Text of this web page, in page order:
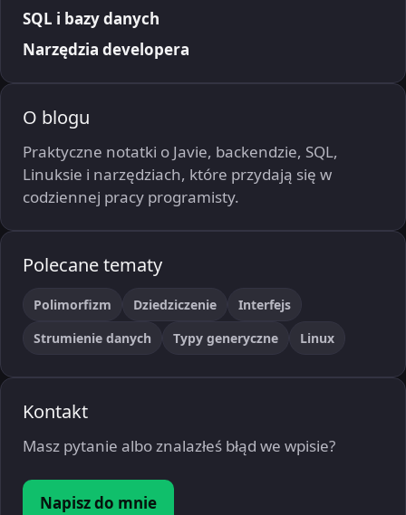
SQL i bazy danych
Narzędzia developera
O blogu
Praktyczne notatki o Javie, backendzie, SQL,
Linuksie i narzędziach, które przydają się w
codziennej pracy programisty.
Polecane tematy
Polimorfizm Dziedziczenie
Interfejs
Strumienie danych
Typy generyczne Linux
Kontakt
Masz pytanie albo znalazłeś błąd we wpisie?
Napisz do mnie